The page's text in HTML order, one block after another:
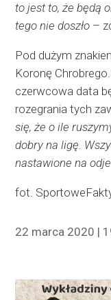
to jest to, że będą
tego nie doszło –
Pod dużym
Koronę
czerwcowa data
rozegrania tych
się, że o ile
dobry na ligę.
nastawione na
fot.
22 marca 2020 |